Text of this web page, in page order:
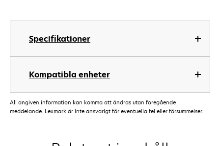
Specifikationer
Kompatibla enheter
All angiven information kan komma att ändras utan föregående
meddelande. Lexmark är inte ansvarigt för eventuella fel eller försummelser.